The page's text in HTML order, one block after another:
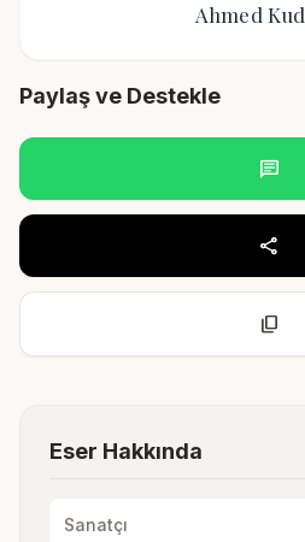
Ahmed
Paylaş ve Destekle
chat
share
content_copy
Eser Hakkında
Sanatçı